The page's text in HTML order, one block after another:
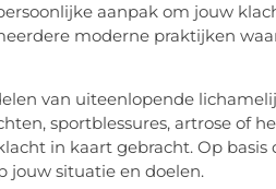
aanpak om jouw
moderne praktijken
van uiteenlopende
sportblessures, artrose of
in kaart gebracht. Op basis
jouw situatie en doelen.